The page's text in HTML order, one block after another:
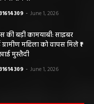
को किया सील, क्लीनिक
तफरी
- June 1, 2026
की बड़ी कामयाबी: साइबर
महिला को वापस मिले ₹1
मुस्तैदी